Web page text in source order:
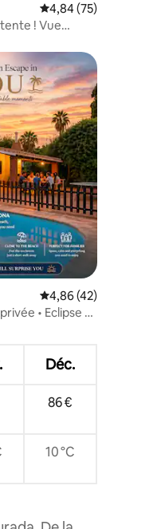
Évaluation moyenne
4,84 (75)
! Vue
: 4,96 sur 5
Évaluation moyenne
4,86 (42)
• Eclipse 12
Déc.
86 €
10 °C